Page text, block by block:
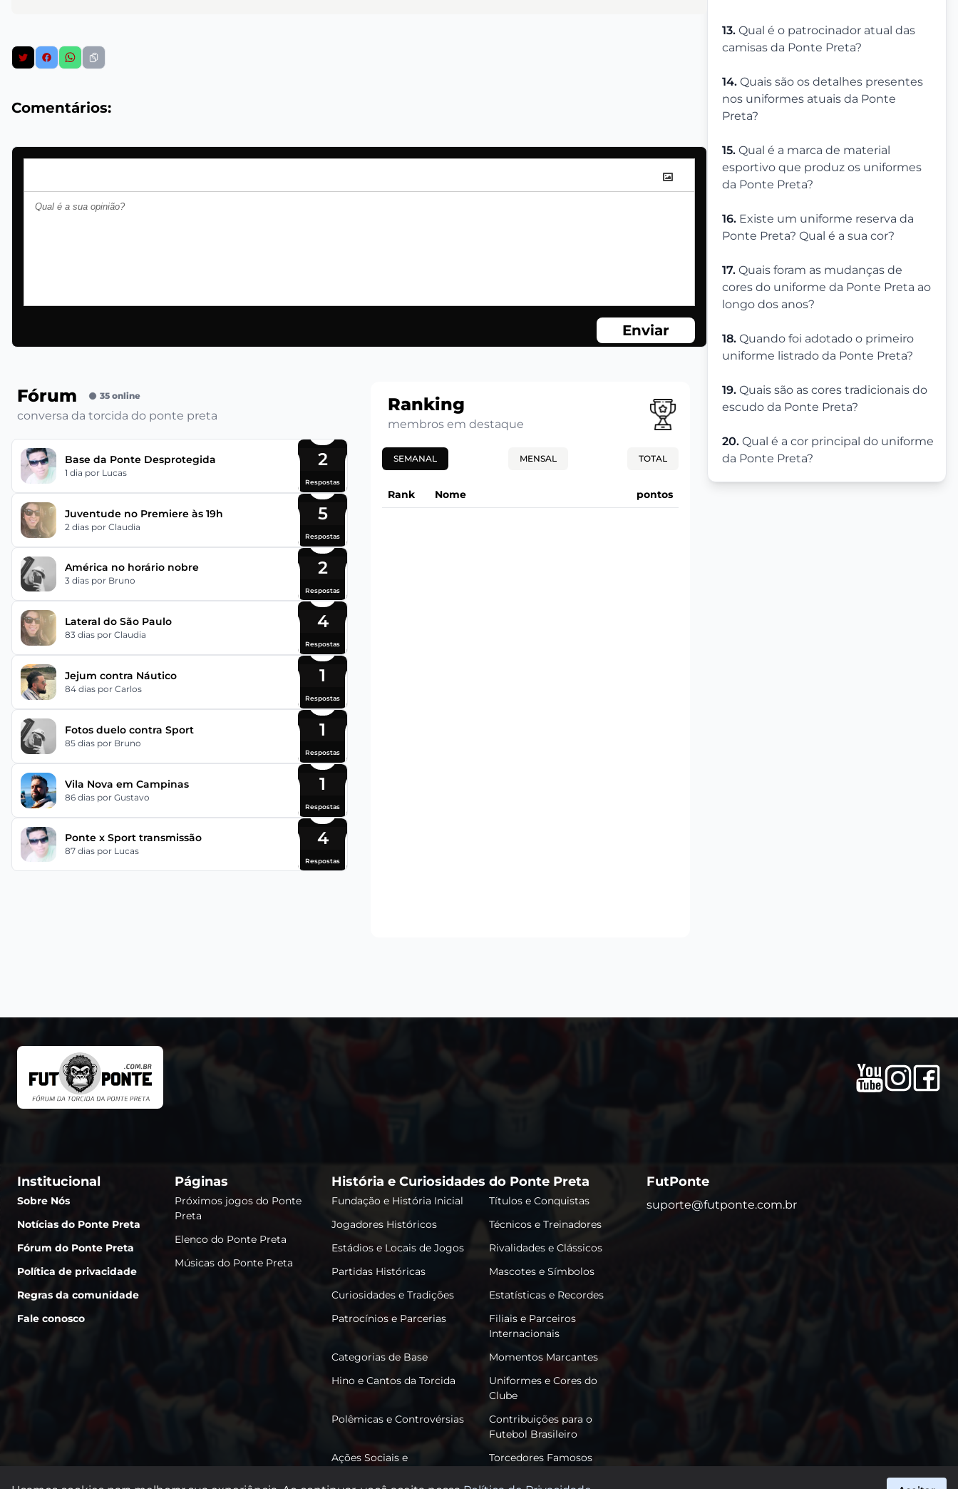
13. Qual é o patrocinador atual das
camisas da Ponte Preta?
14. Quais são os detalhes presentes
nos uniformes atuais da Ponte
Preta?
15. Qual é a marca de material
esportivo que produz os uniformes
da Ponte Preta?
16. Existe um uniforme reserva da
Ponte Preta? Qual é a sua cor?
17. Quais foram as mudanças de
cores do uniforme da Ponte Preta ao
longo dos anos?
18. Quando foi adotado o primeiro
uniforme listrado da Ponte Preta?
19. Quais são as cores tradicionais do
escudo da Ponte Preta?
20. Qual é a cor principal do uniforme
da Ponte Preta?
Comentários:
Enviar
Fórum 35 online
conversa da torcida do ponte preta
Base da Ponte Desprotegida
1 dia por Lucas
2
Respostas
Juventude no Premiere às 19h
2 dias por Claudia
5
Respostas
América no horário nobre
3 dias por Bruno
2
Respostas
Lateral do São Paulo
83 dias por Claudia
4
Respostas
Jejum contra Náutico
84 dias por Carlos
1
Respostas
Fotos duelo contra Sport
85 dias por Bruno
1
Respostas
Vila Nova em Campinas
86 dias por Gustavo
1
Respostas
Ponte x Sport transmissão
87 dias por Lucas
4
Respostas
Ranking
membros em destaque
SEMANAL MENSAL TOTAL
Rank Nome pontos
Institucional
Sobre Nós
Notícias do Ponte Preta
Fórum do Ponte Preta
Política de privacidade
Regras da comunidade
Fale conosco
Páginas
Próximos jogos do Ponte
Preta
Elenco do Ponte Preta
Músicas do Ponte Preta
História e Curiosidades do Ponte Preta
Fundação e História Inicial
Títulos e Conquistas
Jogadores Históricos
Técnicos e Treinadores
Estádios e Locais de Jogos
Rivalidades e Clássicos
Partidas Históricas
Mascotes e Símbolos
Curiosidades e Tradições
Estatísticas e Recordes
Patrocínios e Parcerias
Filiais e Parceiros
Internacionais
Categorias de Base
Momentos Marcantes
Hino e Cantos da Torcida
Uniformes e Cores do
Clube
Polêmicas e Controvérsias
Contribuições para o
Futebol Brasileiro
Ações Sociais e
Torcedores Famosos
FutPonte
suporte@futponte.com.br